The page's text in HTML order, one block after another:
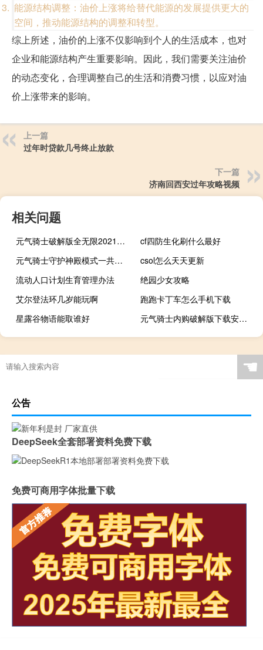
能源结构调整：油价上涨将给替代能源的发展提供更大的
空间，推动能源结构的调整和转型。
综上所述，油价的上涨不仅影响到个人的生活成本，也对
企业和能源结构产生重要影响。因此，我们需要关注油价
的动态变化，合理调整自己的生活和消费习惯，以应对油
价上涨带来的影响。
上一篇
过年时贷款几号终止放款
下一篇
济南回西安过年攻略视频
相关问题
元气骑士破解版全无限2021最新版4.3.0
cf四防生化刷什么最好
元气骑士守护神殿模式一共有多少关
csol怎么天天更新
流动人口计划生育管理办法
绝园少女攻略
艾尔登法环几岁能玩啊
跑跑卡丁车怎么手机下载
星露谷物语能取谁好
元气骑士内购破解版下载安装最新版v.4.0.1
☚
公告
DeepSeek全套部署资料免费下载
免费可商用字体批量下载